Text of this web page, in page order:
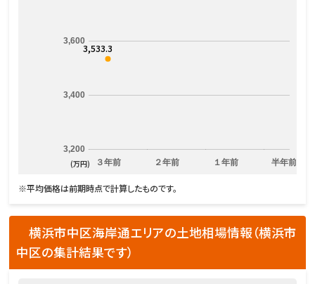
３年前 ２年前 １年前 半年前
3,200
3,400
3,600
3,533.3
(万円)
※平均価格は前期時点で計算したものです。
横浜市中区海岸通エリアの土地相場情報（横浜市
中区の集計結果です）